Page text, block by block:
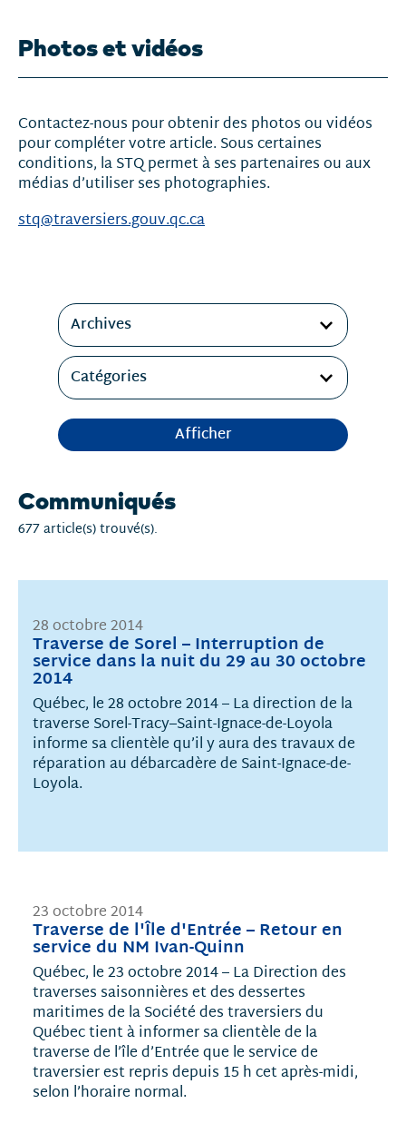
Photos et vidéos
Contactez-nous pour obtenir des photos ou vidéos
pour compléter votre article. Sous certaines
conditions, la STQ permet à ses partenaires ou aux
médias d’utiliser ses photographies.
stq@traversiers.gouv.qc.ca
Filtres
Archives
Catégories
Afficher
Communiqués
677 article(s) trouvé(s).
Traverse de Sorel – Interruption de
service dans la nuit du 29 au 30 octobre
2014
28 octobre 2014
Québec, le 28 octobre 2014 – La direction de la
traverse Sorel-Tracy–Saint-Ignace-de-Loyola
informe sa clientèle qu’il y aura des travaux de
réparation au débarcadère de Saint-Ignace-de-
Loyola.
Traverse de l'Île d'Entrée – Retour en
service du NM Ivan-Quinn
23 octobre 2014
Québec, le 23 octobre 2014 – La Direction des
traverses saisonnières et des dessertes
maritimes de la Société des traversiers du
Québec tient à informer sa clientèle de la
traverse de l’île d’Entrée que le service de
traversier est repris depuis 15 h cet après-midi,
selon l’horaire normal.